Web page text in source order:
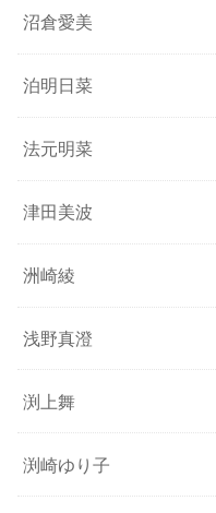
沼倉愛美
泊明日菜
法元明菜
津田美波
洲崎綾
浅野真澄
渕上舞
渕崎ゆり子